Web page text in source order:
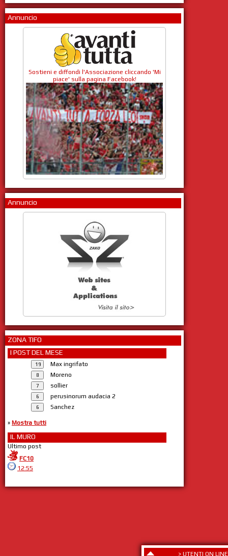
> UTENTI ON LINE
Annuncio
Sostieni e diffondi l'Associazione cliccando 'Mi
piace' sulla pagina Facebook!
Annuncio
ZONA TIFO
I POST DEL MESE
Max ingrifato
Moreno
sollier
perusinorum audacia 2
Sanchez
» Mostra tutti
IL MURO
Ultimo post
FC10
12:55